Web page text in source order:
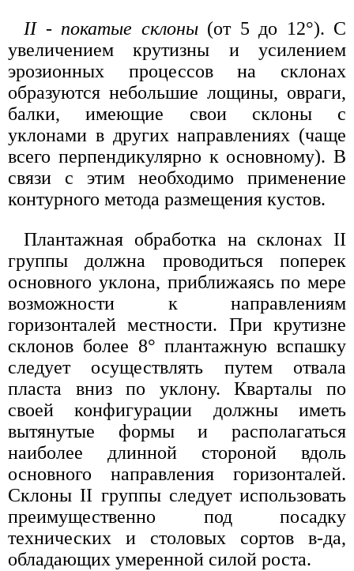
II - покатые склоны(от 5 до 12°). С
увеличением крутизны и усилением
эрозионных процессов на склонах
образуются небольшие лощины, овраги,
балки, имеющие свои склоны с
уклонами в других направлениях (чаще
всего перпендикулярно к основному). В
связи с этим необходимо применение
контурного метода размещения кустов.
Плантажная обработка на склонах II
группы должна проводиться поперек
основного уклона, приближаясь по мере
возможности к направлениям
горизонталей местности. При крутизне
склонов более 8° плантажную вспашку
следует осуществлять путем отвала
пласта вниз по уклону. Кварталы по
своей конфигурации должны иметь
вытянутые формы и располагаться
наиболее длинной стороной вдоль
основного направления горизонталей.
Склоны II группы следует использовать
преимущественно под посадку
технических и столовых сортов в-да,
обладающих умеренной силой роста.